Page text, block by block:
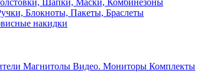
Шапки, Маски, Комбинезоны
Блокноты, Пакеты, Браслеты
накидки
Магнитолы Видео. Мониторы Комплекты